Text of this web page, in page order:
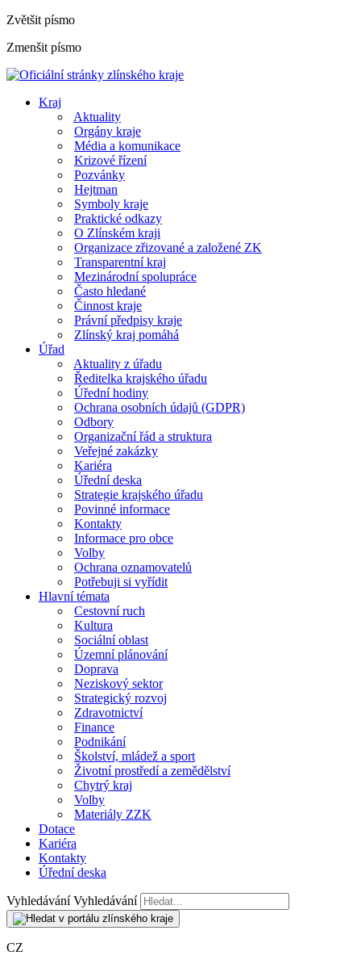
Zvětšit písmo
Zmenšit písmo
Kraj
Aktuality
Orgány kraje
Média a komunikace
Krizové řízení
Pozvánky
Hejtman
Symboly kraje
Praktické odkazy
O Zlínském kraji
Organizace zřizované a založené ZK
Transparentní kraj
Mezinárodní spolupráce
Často hledané
Činnost kraje
Právní předpisy kraje
Zlínský kraj pomáhá
Úřad
Aktuality z úřadu
Ředitelka krajského úřadu
Úřední hodiny
Ochrana osobních údajů (GDPR)
Odbory
Organizační řád a struktura
Veřejné zakázky
Kariéra
Úřední deska
Strategie krajského úřadu
Povinné informace
Kontakty
Informace pro obce
Volby
Ochrana oznamovatelů
Potřebuji si vyřídit
Hlavní témata
Cestovní ruch
Kultura
Sociální oblast
Územní plánování
Doprava
Neziskový sektor
Strategický rozvoj
Zdravotnictví
Finance
Podnikání
Školství, mládež a sport
Životní prostředí a zemědělství
Chytrý kraj
Volby
Materiály ZZK
Dotace
Kariéra
Kontakty
Úřední deska
Vyhledávání Vyhledávání
CZ